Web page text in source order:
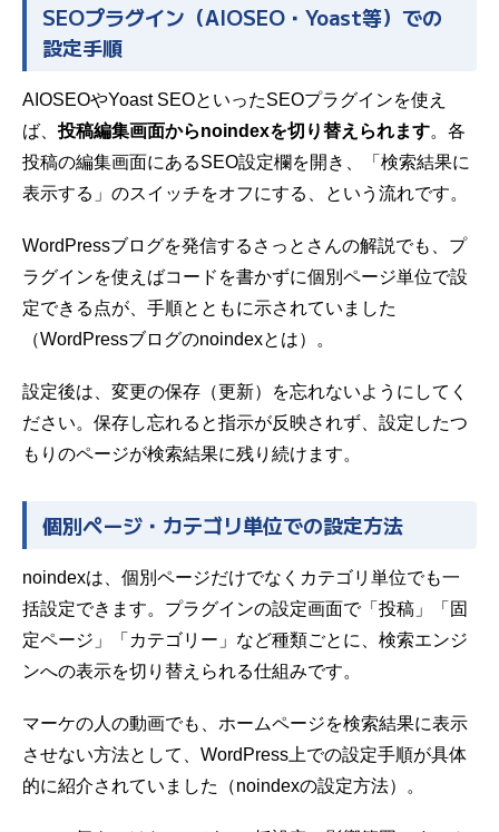
SEOプラグイン（AIOSEO・Yoast等）での
設定手順
AIOSEOやYoast SEOといったSEOプラグインを使え
ば、投稿編集画面からnoindexを切り替えられます。各
投稿の編集画面にあるSEO設定欄を開き、「検索結果に
表示する」のスイッチをオフにする、という流れです。
WordPressブログを発信するさっとさんの解説でも、プ
ラグインを使えばコードを書かずに個別ページ単位で設
定できる点が、手順とともに示されていました
（WordPressブログのnoindexとは）。
設定後は、変更の保存（更新）を忘れないようにしてく
ださい。保存し忘れると指示が反映されず、設定したつ
もりのページが検索結果に残り続けます。
個別ページ・カテゴリ単位での設定方法
noindexは、個別ページだけでなくカテゴリ単位でも一
括設定できます。プラグインの設定画面で「投稿」「固
定ページ」「カテゴリー」など種類ごとに、検索エンジ
ンへの表示を切り替えられる仕組みです。
マーケの人の動画でも、ホームページを検索結果に表示
させない方法として、WordPress上での設定手順が具体
的に紹介されていました（noindexの設定方法）。